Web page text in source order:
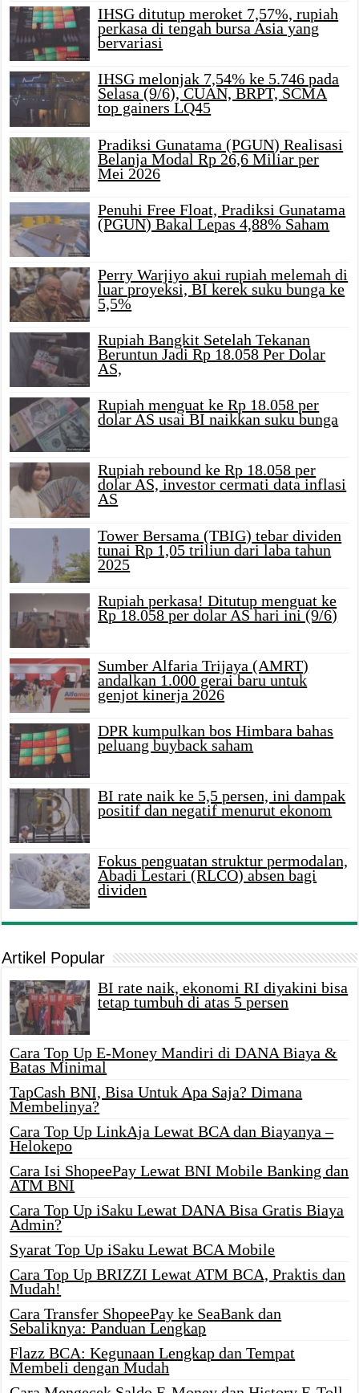
IHSG ditutup meroket 7,57%, rupiah
perkasa di tengah bursa Asia yang
bervariasi
IHSG melonjak 7,54% ke 5.746 pada
Selasa (9/6), CUAN, BRPT, SCMA
top gainers LQ45
Pradiksi Gunatama (PGUN) Realisasi
Belanja Modal Rp 26,6 Miliar per
Mei 2026
Penuhi Free Float, Pradiksi Gunatama
(PGUN) Bakal Lepas 4,88% Saham
Perry Warjiyo akui rupiah melemah di
luar proyeksi, BI kerek suku bunga ke
5,5%
Rupiah Bangkit Setelah Tekanan
Beruntun Jadi Rp 18.058 Per Dolar
AS,
Rupiah menguat ke Rp 18.058 per
dolar AS usai BI naikkan suku bunga
Rupiah rebound ke Rp 18.058 per
dolar AS, investor cermati data inflasi
AS
Tower Bersama (TBIG) tebar dividen
tunai Rp 1,05 triliun dari laba tahun
2025
Rupiah perkasa! Ditutup menguat ke
Rp 18.058 per dolar AS hari ini (9/6)
Sumber Alfaria Trijaya (AMRT)
andalkan 1.000 gerai baru untuk
genjot kinerja 2026
DPR kumpulkan bos Himbara bahas
peluang buyback saham
BI rate naik ke 5,5 persen, ini dampak
positif dan negatif menurut ekonom
Fokus penguatan struktur permodalan,
Abadi Lestari (RLCO) absen bagi
dividen
Artikel Popular
BI rate naik, ekonomi RI diyakini bisa
tetap tumbuh di atas 5 persen
Cara Top Up E-Money Mandiri di DANA Biaya &
Batas Minimal
TapCash BNI, Bisa Untuk Apa Saja? Dimana
Membelinya?
Cara Top Up LinkAja Lewat BCA dan Biayanya –
Helokepo
Cara Isi ShopeePay Lewat BNI Mobile Banking dan
ATM BNI
Cara Top Up iSaku Lewat DANA Bisa Gratis Biaya
Admin?
Syarat Top Up iSaku Lewat BCA Mobile
Cara Top Up BRIZZI Lewat ATM BCA, Praktis dan
Mudah!
Cara Transfer ShopeePay ke SeaBank dan
Sebaliknya: Panduan Lengkap
Flazz BCA: Kegunaan Lengkap dan Tempat
Membeli dengan Mudah